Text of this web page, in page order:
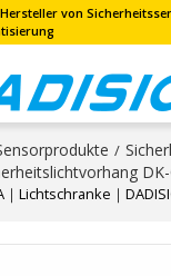
von
/
｜Lichtschranke｜